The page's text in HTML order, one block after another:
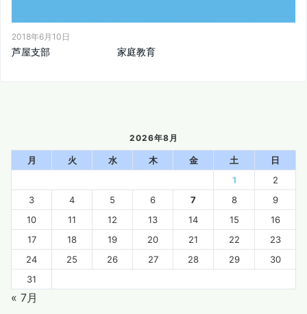
2018年6月10日
芦屋支部 家庭教育
2026年8月
月 火 水 木 金 土
日
1
2
3
4 5 6 7 8
9
10
11 12 13 14 15
16
17
18 19 20 21 22
23
24
25 26 27 28 29
30
31
« 7月